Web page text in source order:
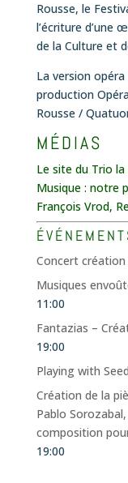
Rousse, le
l’écriture d’une
de la Culture et
La version
production
Rousse /
MÉDIAS
Le site du Trio
Musique : notre
François Vrod,
Concert création
Musiques
11:00
Fantazias –
19:00
Playing with
Création de la
Pablo
composition
19:00